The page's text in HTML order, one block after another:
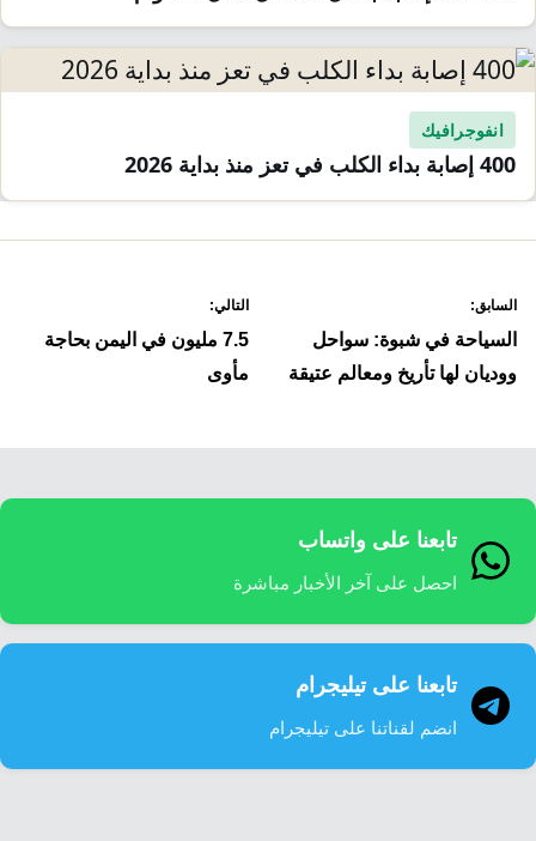
انفوجرافيك
400 إصابة بداء الكلب في تعز منذ بداية 2026
المقالات
السابق:
السياحة في شبوة: سواحل
ووديان لها تأريخ ومعالم عتيقة
التالي:
7.5 مليون في اليمن بحاجة
مأوى
تابعنا على واتساب
احصل على آخر الأخبار مباشرة
تابعنا على تيليجرام
انضم لقناتنا على تيليجرام